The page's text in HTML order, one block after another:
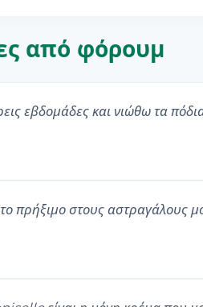
από φόρουμ
εβδομάδες και νιώθω τα
πρήξιμο στους αστραγάλους